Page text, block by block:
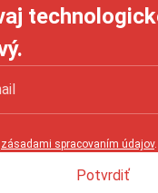
zásadami spracovaním údajov.
Potvrdiť